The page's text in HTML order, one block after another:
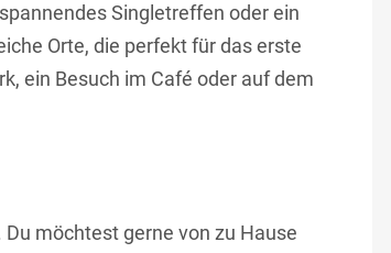
Singletreffen oder ein
Orte, die perfekt für das erste
ein Besuch im Café oder auf dem
möchtest gerne von zu Hause